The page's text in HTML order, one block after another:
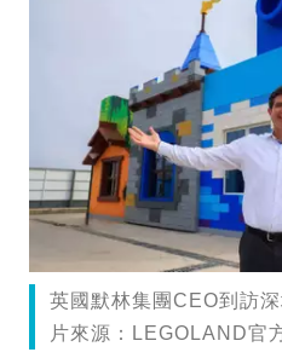
英國默林集團CEO到訪
片來源：LEGOLAND官